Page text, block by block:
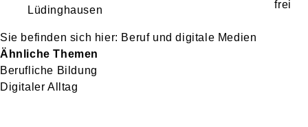
Lüdinghausen
Beruf und digitale Medien
Ähnliche Themen
Berufliche Bildung
Digitaler Alltag